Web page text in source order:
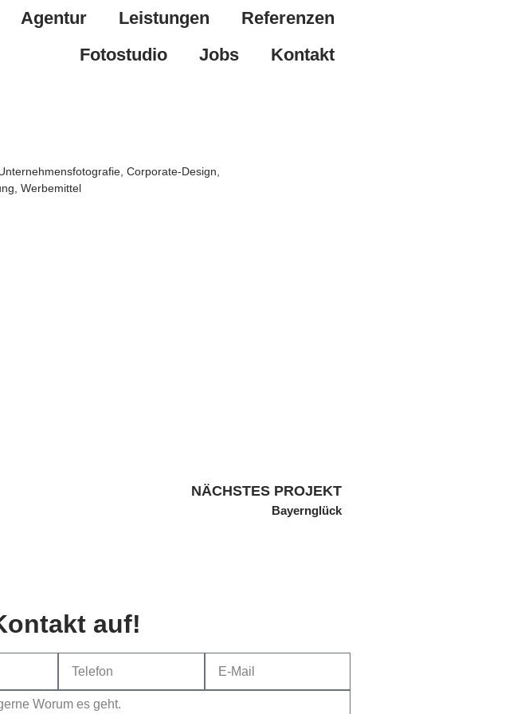
Agentur Leistungen
Referenzen
Fotostudio
Jobs Kontakt
Corporate-Design,
Werbemittel
NÄCHSTES PROJEKT
Bayernglück
auf!